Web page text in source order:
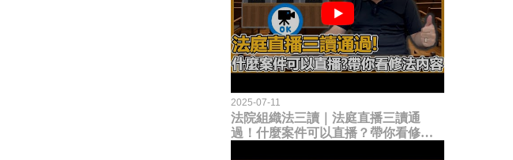
2025-07-11
法院組織法三讀｜法庭直播三讀通
過！什麼案件可以直播？帶你看修法